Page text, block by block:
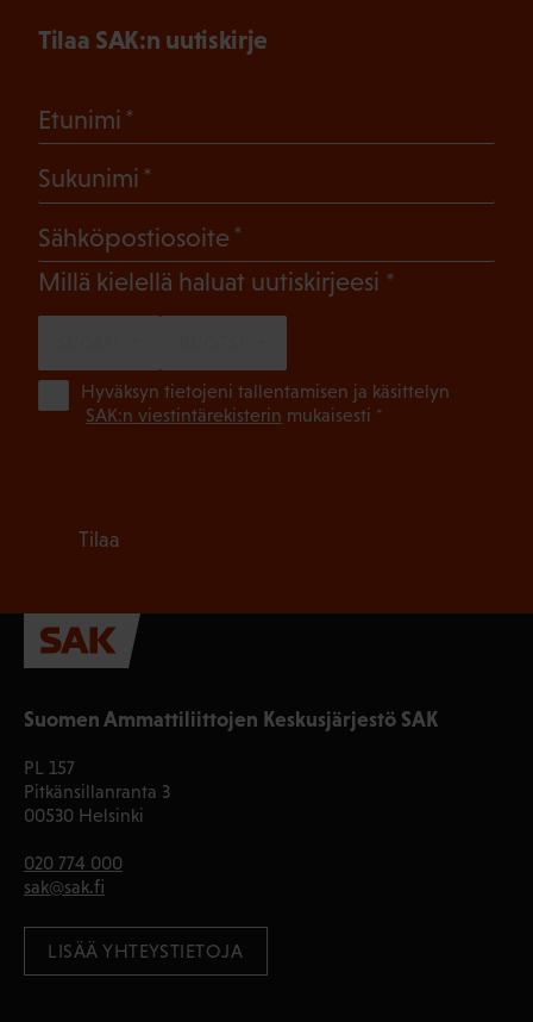
Suomen Ammattiliittojen Keskusjärjestö SAK
PL 157
Pitkänsillanranta 3
00530 Helsinki
020 774 000
sak@sak.fi
LISÄÄ YHTEYSTIETOJA
Tilaa SAK:n uutiskirje
Etunimi
Sukunimi
Sähköpostiosoite
Millä kielellä haluat uutiskirjeesi (Pakollinen)
Hyväksyn tietojeni tallentamisen ja käsittelyn
SAK:n viestintärekisterin mukaisesti *
Tilaa